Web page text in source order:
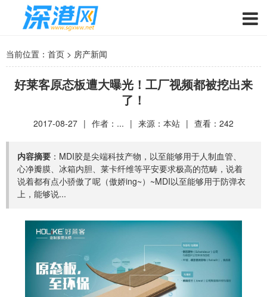
当前位置： 首页 > 房产新闻
好莱客原态板遭大曝光！工厂视频都被挖出来
了！
2017-08-27 | 作者：... | 来源：本站 | 查看： 242
内容摘要 ：MDI胶是尖端科技产物，以至能够用于人制血管、
心净瓣膜、冰箱内胆、莱卡纤维等平安要求极高的范畴，说着
说着都有点小骄傲了呢（傲娇ing~）~MDI以至能够用于防弹衣
上，能够说...